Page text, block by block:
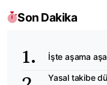
Son Dakika
İşte aşama
Yasal takibe